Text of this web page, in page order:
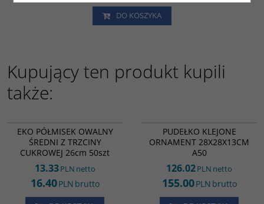
DO KOSZYKA
Kupujący ten produkt kupili
także:
EKO PÓŁMISEK OWALNY
ŚREDNI Z TRZCINY
CUKROWEJ 26cm 50szt
13.33PLN netto
16.40PLN brutto
PUDEŁKO KLEJONE
ORNAMENT 28X28X13CM
A50
126.02PLN netto
155.00PLN brutto